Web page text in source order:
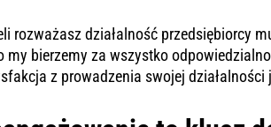
rozważasz działalność przedsiębiorcy
my bierzemy za wszystko
z prowadzenia swojej działalności